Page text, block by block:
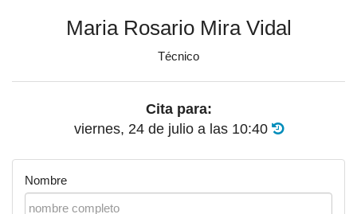
Maria Rosario Mira Vidal
Técnico
Cita para:
viernes, 24 de julio a las 10:40
Nombre